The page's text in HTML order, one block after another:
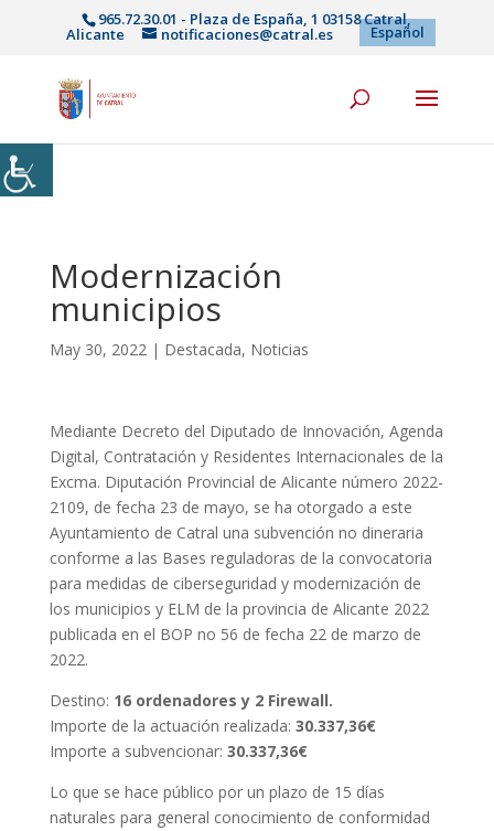
965.72.30.01 - Plaza de España, 1 03158 Catral,
Alicante notificaciones@catral.es Español
Modernización
municipios
May 30, 2022| Destacada, Noticias
Mediante Decreto del Diputado de Innovación, Agenda
Digital, Contratación y Residentes Internacionales de la
Excma. Diputación Provincial de Alicante número 2022-
2109, de fecha 23 de mayo, se ha otorgado a este
Ayuntamiento de Catral una subvención no dineraria
conforme a las Bases reguladoras de la convocatoria
para medidas de ciberseguridad y modernización de
los municipios y ELM de la provincia de Alicante 2022
publicada en el BOP no 56 de fecha 22 de marzo de
2022.
Destino: 16 ordenadores y 2 Firewall.
Importe de la actuación realizada: 30.337,36€
Importe a subvencionar: 30.337,36€
Lo que se hace público por un plazo de 15 días
naturales para general conocimiento de conformidad